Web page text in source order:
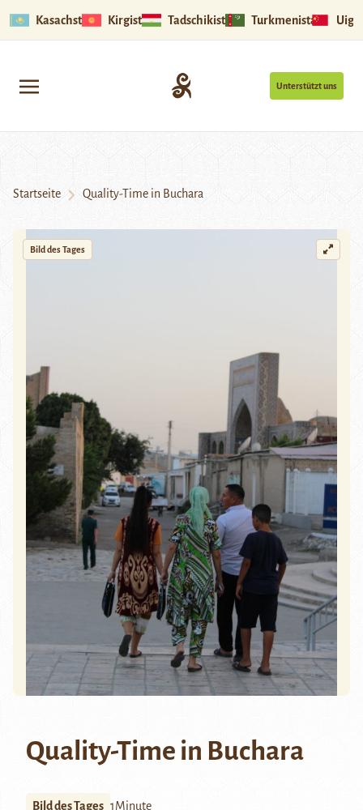
Kasachstan Kirgistan Tadschikistan Turkmenistan
Unterstützt uns
Startseite Quality-Time in Buchara
Bild des Tages
Quality-Time in Buchara
Bild des Tages 1Minute